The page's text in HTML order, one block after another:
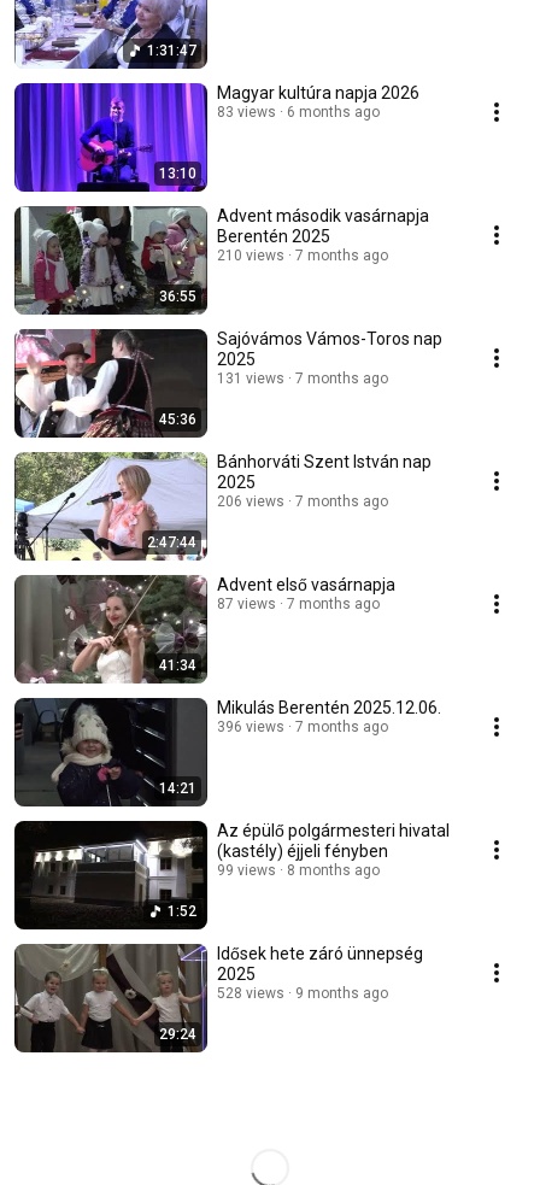
1:31:47
13:10
Magyar kultúra napja 2026
83 views 6 months ago
36:55
Advent második vasárnapja
Berentén 2025
210 views 7 months ago
45:36
Sajóvámos Vámos-Toros nap
2025
131 views 7 months ago
2:47:44
Bánhorváti Szent István nap
2025
206 views 7 months ago
41:34
Advent első vasárnapja
87 views 7 months ago
14:21
Mikulás Berentén 2025.12.06.
396 views 7 months ago
1:52
Az épülő polgármesteri hivatal
(kastély) éjjeli fényben
99 views 8 months ago
29:24
Idősek hete záró ünnepség
2025
528 views 9 months ago